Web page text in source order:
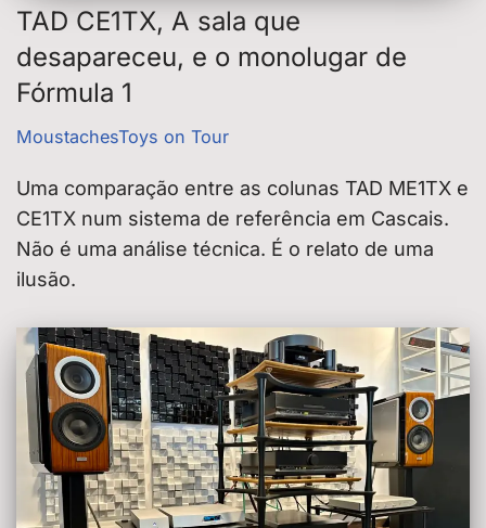
TAD CE1TX, A sala que
desapareceu, e o monolugar de
Fórmula 1
MoustachesToys on Tour
Uma comparação entre as colunas TAD ME1TX e
CE1TX num sistema de referência em Cascais.
Não é uma análise técnica. É o relato de uma
ilusão.